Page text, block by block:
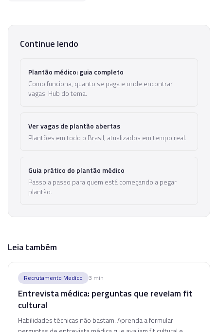
Continue lendo
Plantão médico: guia completo
Como funciona, quanto se paga e onde encontrar
vagas. Hub do tema.
Ver vagas de plantão abertas
Plantões em todo o Brasil, atualizados em tempo real.
Guia prático do plantão médico
Passo a passo para quem está começando a pegar
plantão.
Leia também
Recrutamento Medico 3 min
Entrevista médica: perguntas que revelam fit
cultural
Habilidades técnicas não bastam. Aprenda a formular